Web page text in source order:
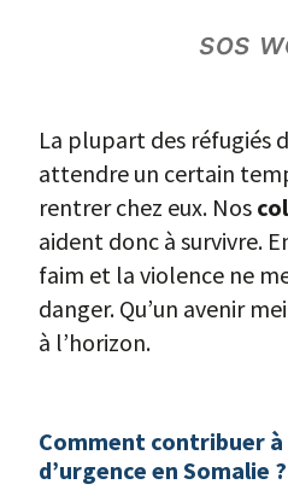
sos
La plupart des réfugiés
attendre un certain
rentrer chez eux. Nos
aident donc à survivre.
faim et la violence ne
danger. Qu’un avenir
à l’horizon.
Comment contribuer à
d’urgence en Somalie ?